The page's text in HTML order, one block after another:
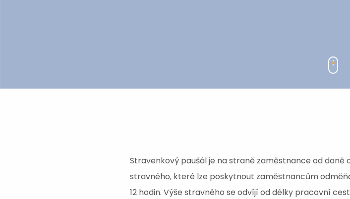
Stravenkový paušál je na straně zaměstnance od daně
stravného, které lze poskytnout zaměstnancům
12 hodin. Výše stravného se odvíjí od délky pracovní